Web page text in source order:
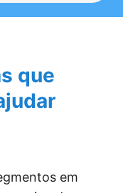
que
em